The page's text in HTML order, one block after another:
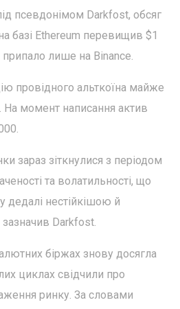
псевдонімом Darkfost, обсяг
базі Ethereum перевищив $1
лише на Binance.
провідного альткоїна майже
На момент написання актив
зараз зіткнулися з періодом
та волатильності, що
дедалі нестійкішою й
Darkfost.
біржах знову досягла
циклах свідчили про
ринку. За словами